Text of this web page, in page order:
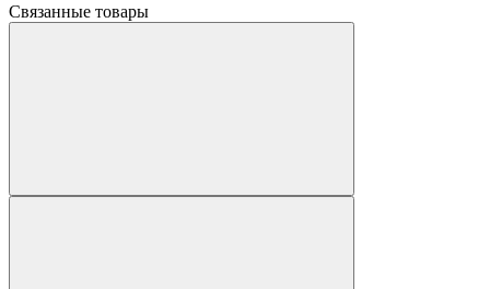
Связанные товары